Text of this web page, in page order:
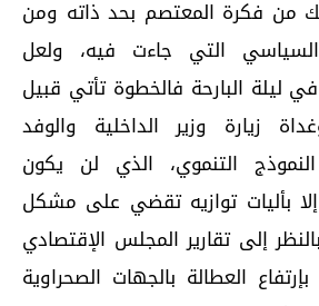
من فكرة المعتصم بحد ذاته ومن
التي جاءت فيه، ولعل
ليلة البارحة فالخطوة تأتي قبيل
زيارة وزير الداخلية والوفد
التنموي، الذي لن يكون
بأليات توازيه تقضي على مشكل
إلى تقارير المجلس الإقتصادي
العطالة بالجهات الصحراوية